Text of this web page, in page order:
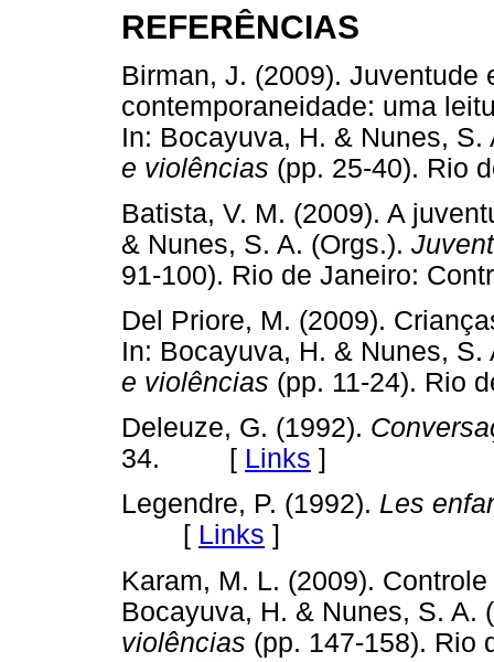
REFERÊNCIAS
Birman, J. (2009). Juventude
contemporaneidade: uma
In: Bocayuva, H. & Nunes,
e violências (pp. 25-40).
Batista, V. M. (2009). A
& Nunes, S. A. (Orgs.).
91-100). Rio de Janeiro:
Del Priore, M. (2009).
In: Bocayuva, H. & Nunes,
e violências (pp. 11-24).
Deleuze, G. (1992).
34. [ Links ]
Legendre, P. (1992). Les
[ Links ]
Karam, M. L. (2009).
Bocayuva, H. & Nunes, S. A.
violências (pp. 147-158). Rio